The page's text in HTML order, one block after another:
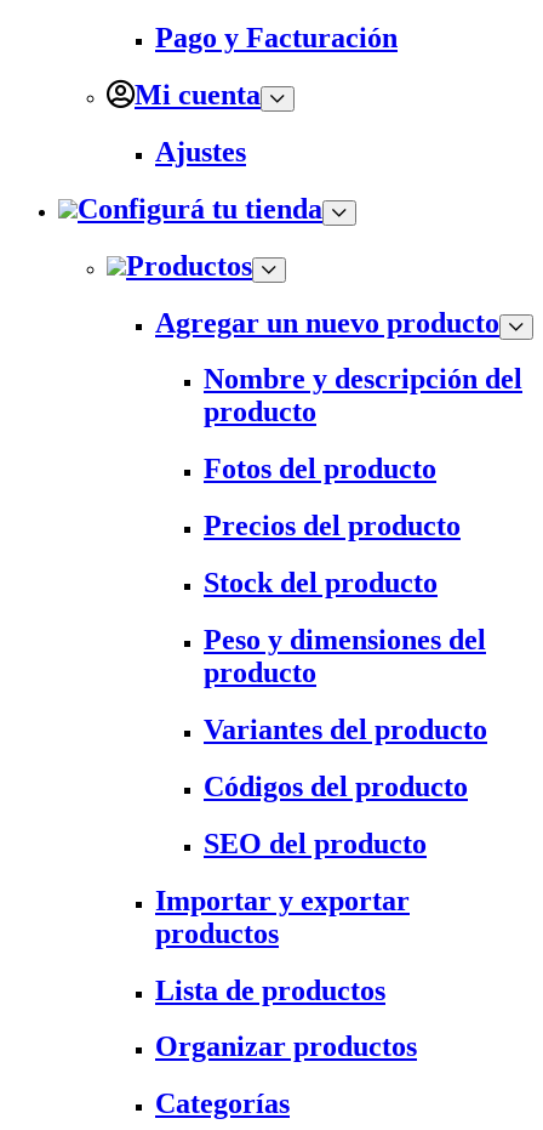
Pago y Facturación
Mi cuenta
Ajustes
Configurá tu tienda
Productos
Agregar un nuevo producto
Nombre y descripción del
producto
Fotos del producto
Precios del producto
Stock del producto
Peso y dimensiones del
producto
Variantes del producto
Códigos del producto
SEO del producto
Importar y exportar
productos
Lista de productos
Organizar productos
Categorías